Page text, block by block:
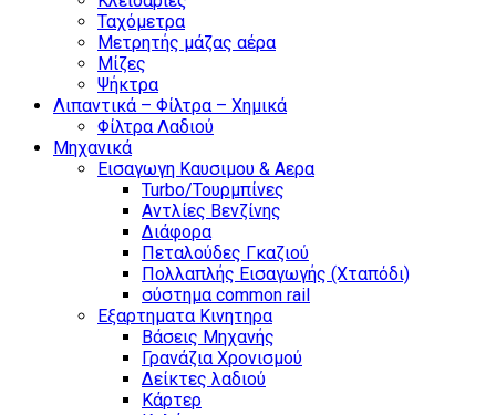
Ταχόμετρα
Μετρητής μάζας αέρα
Μίζες
Ψήκτρα
Λιπαντικά – Φίλτρα – Χημικά
Φίλτρα Λαδιού
Μηχανικά
Εισαγωγη Καυσιμου & Αερα
Turbo/Τουρμπίνες
Αντλίες Βενζίνης
Διάφορα
Πεταλούδες Γκαζιού
Πολλαπλής Εισαγωγής (Χταπόδι)
σύστημα common rail
Εξαρτηματα Κινητηρα
Βάσεις Μηχανής
Γρανάζια Χρονισμού
Δείκτες λαδιού
Κάρτερ